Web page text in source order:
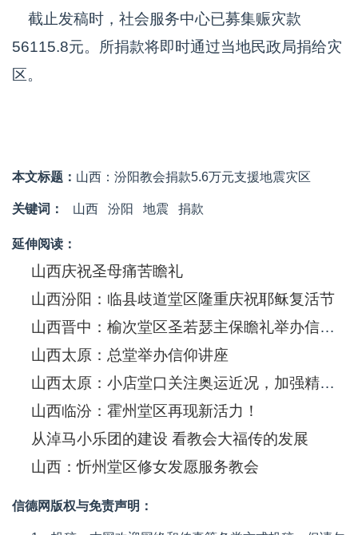
截止发稿时，社会服务中心已募集赈灾款
56115.8元。所捐款将即时通过当地民政局捐给灾
区。
本文标题： 山西：汾阳教会捐款5.6万元支援地震灾区
关键词： 山西 汾阳 地震 捐款
延伸阅读：
山西庆祝圣母痛苦瞻礼
山西汾阳：临县歧道堂区隆重庆祝耶稣复活节
山西晋中：榆次堂区圣若瑟主保瞻礼举办信仰知识竞赛
山西太原：总堂举办信仰讲座
山西太原：小店堂口关注奥运近况，加强精神文明建设
山西临汾：霍州堂区再现新活力！
从淖马小乐团的建设 看教会大福传的发展
山西：忻州堂区修女发愿服务教会
信德网版权与免责声明：